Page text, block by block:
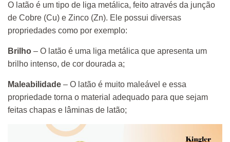
O latão é um tipo de liga metálica, feito através da junção
de Cobre (Cu) e Zinco (Zn). Ele possui diversas
propriedades como por exemplo:
Brilho – O latão é uma liga metálica que apresenta um
brilho intenso, de cor dourada a;
Maleabilidade – O latão é muito maleável e essa
propriedade torna o material adequado para que sejam
feitas chapas e lâminas de latão;